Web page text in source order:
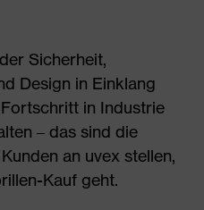
Sicherheit,
Design in Einklang
in Industrie
– das sind die
an uvex stellen,
Kauf geht.